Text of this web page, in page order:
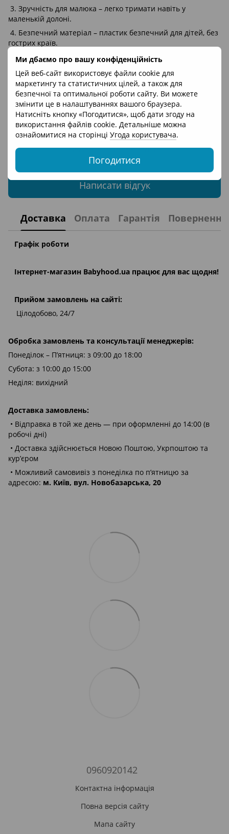
Ми дбаємо про вашу конфіденційність
Цей веб-сайт використовує файли cookie для
маркетингу та статистичних цілей, а також для
безпечної та оптимальної роботи сайту. Ви можете
змінити це в налаштуваннях вашого браузера.
Натисніть кнопку «Погодитися», щоб дати згоду на
використання файлів cookie. Детальніше можна
ознайомитися на сторінці Угода користувача.
Погодитися
3. Зручність для малюка – легко тримати навіть у
маленькій долоні.
4. Безпечний матеріал – пластик безпечний для дітей, без
гострих країв.
Відгуки
Додайте перший відгук
Написати відгук
Доставка Оплата Гарантія Повернення
Графік роботи
Інтернет-магазин Babyhood.ua працює для вас щодня!
Прийом замовлень на сайті:
Цілодобово, 24/7
Обробка замовлень та консультації менеджерів:
Понеділок – П’ятниця: з 09:00 до 18:00
Субота: з 10:00 до 15:00
Неділя: вихідний
Доставка замовлень:
• Відправка в той же день — при оформленні до 14:00 (в
робочі дні)
• Доставка здійснюється Новою Поштою, Укрпоштою та
кур’єром
• Можливий самовивіз з понеділка по п’ятницю за
адресою: м. Київ, вул. Новобазарська, 20
0960920142
Контактна інформація
Повна версія сайту
Мапа сайту